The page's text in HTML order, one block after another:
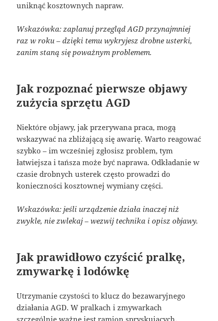
uniknąć kosztownych napraw.
Wskazówka: zaplanuj przegląd AGD przynajmniej
raz w roku – dzięki temu wykryjesz drobne usterki,
zanim staną się poważnym problemem.
Jak rozpoznać pierwsze objawy
zużycia sprzętu AGD
Niektóre objawy, jak przerywana praca, mogą
wskazywać na zbliżającą się awarię. Warto reagować
szybko – im wcześniej zgłosisz problem, tym
łatwiejsza i tańsza może być naprawa. Odkładanie w
czasie drobnych usterek często prowadzi do
konieczności kosztownej wymiany części.
Wskazówka: jeśli urządzenie działa inaczej niż
zwykle, nie zwlekaj – wezwij technika i opisz objawy.
Jak prawidłowo czyścić pralkę,
zmywarkę i lodówkę
Utrzymanie czystości to klucz do bezawaryjnego
działania AGD. W pralkach i zmywarkach